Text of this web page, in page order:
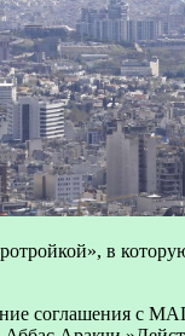
в
соглашения с